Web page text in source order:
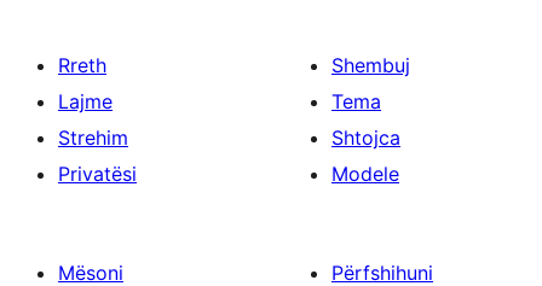
Rreth
Lajme
Strehim
Privatësi
Shembuj
Tema
Shtojca
Modele
Mësoni
Përfshihuni